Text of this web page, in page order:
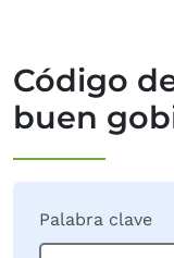
Código
buen
Palabra clave